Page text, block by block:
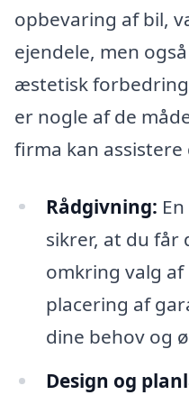
opbevaring af bil,
ejendele, men
æstetisk
er nogle af de
firma kan assistere
Rådgivning:
sikrer, at du får
omkring valg
placering af
dine behov og
Design og